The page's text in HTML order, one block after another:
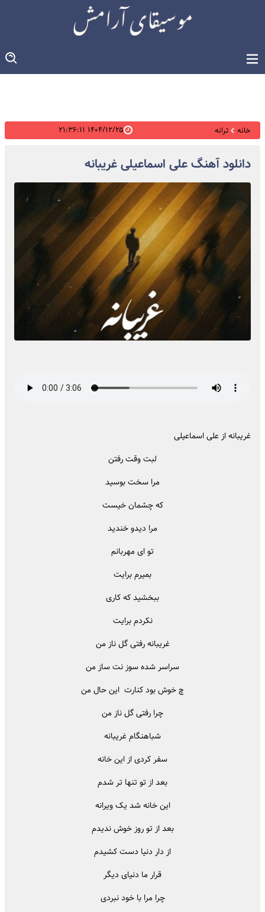
خانه ترانه ۱۴۰۴/۱۲/۲۵ ۲۱:۳۶:۱۱
دانلود آهنگ علی اسماعیلی غریبانه
غریبانه از علی اسماعیلی
لبت وقت رفتن
مرا سخت بوسید
که چشمان خیست
مرا دیدو خندید
تو ای مهربانم
بمیرم برایت
ببخشید که کاری
نکردم برایت
غریبانه رفتی گل ناز من
سراسر شده سوز نت ساز من
چ خوش بود کنارت این حال من
چرا رفتی گل ناز من
شباهنگام غریبانه
سفر کردی از این خانه
بعد از تو تنها تر شدم
این خانه شد یک ویرانه
بعد از تو‌ روز خوش ندیدم
از دار دنیا دست کشیدم
قرار ما دنیای دیگر
چرا مرا با خود نبردی